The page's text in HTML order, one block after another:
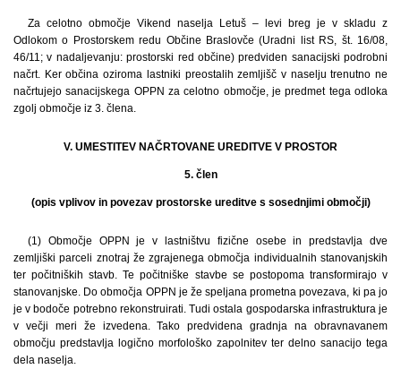
Za celotno območje Vikend naselja Letuš – levi breg je v skladu z
Odlokom o Prostorskem redu Občine Braslovče (Uradni list RS, št. 16/08,
46/11; v nadaljevanju: prostorski red občine) predviden sanacijski podrobni
načrt. Ker občina oziroma lastniki preostalih zemljišč v naselju trenutno ne
načrtujejo sanacijskega OPPN za celotno območje, je predmet tega odloka
zgolj območje iz 3. člena.
V. UMESTITEV NAČRTOVANE UREDITVE V PROSTOR
5. člen
(opis vplivov in povezav prostorske ureditve s sosednjimi območji)
(1) Območje OPPN je v lastništvu fizične osebe in predstavlja dve
zemljiški parceli znotraj že zgrajenega območja individualnih stanovanjskih
ter počitniških stavb. Te počitniške stavbe se postopoma transformirajo v
stanovanjske. Do območja OPPN je že speljana prometna povezava, ki pa jo
je v bodoče potrebno rekonstruirati. Tudi ostala gospodarska infrastruktura je
v večji meri že izvedena. Tako predvidena gradnja na obravnavanem
območju predstavlja logično morfološko zapolnitev ter delno sanacijo tega
dela naselja.